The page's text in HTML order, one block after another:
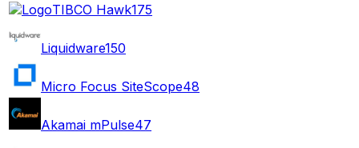
TIBCO Hawk175
Liquidware150
Micro Focus SiteScope48
Akamai mPulse47